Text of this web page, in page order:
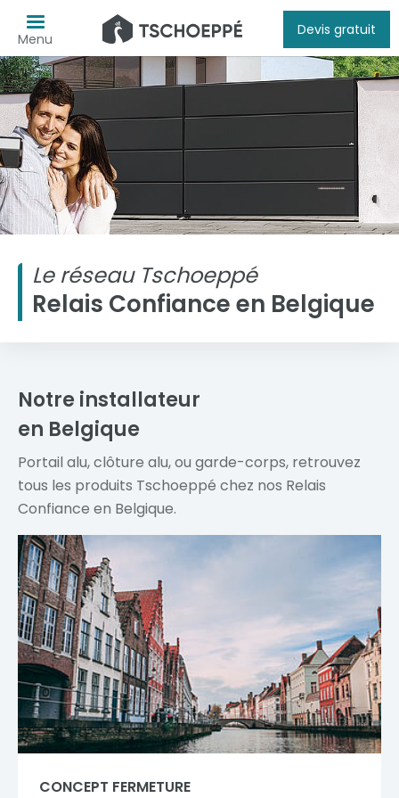
Menu
Devis gratuit
Le réseau Tschoeppé
Relais Confiance en Belgique
Notre installateur
en Belgique
Portail alu, clôture alu, ou garde-corps, retrouvez
tous les produits Tschoeppé chez nos Relais
Confiance en Belgique.
CONCEPT FERMETURE